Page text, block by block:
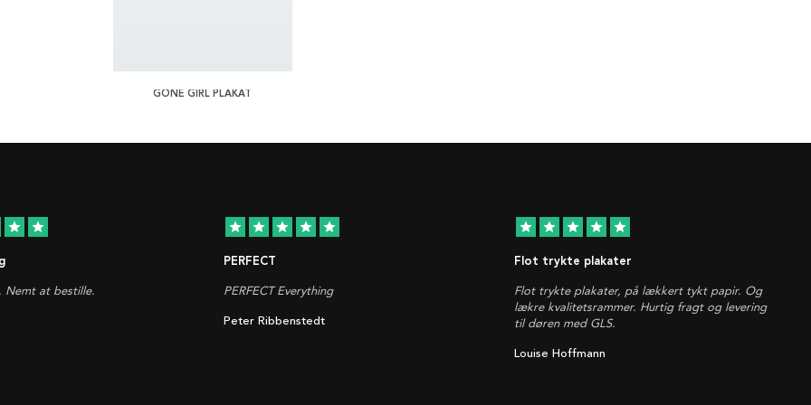
GONE GIRL PLAKAT
star star
Nemt at bestille.
star star star star star
PERFECT
PERFECT Everything
Peter Ribbenstedt
star star star star star
Flot trykte plakater
Flot trykte plakater, på lækkert tykt papir. Og
lækre kvalitetsrammer. Hurtig fragt og levering
til døren med GLS.
Louise Hoffmann